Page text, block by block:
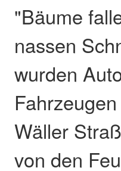
"Bäume
nassen
wurden
Wäller
von den